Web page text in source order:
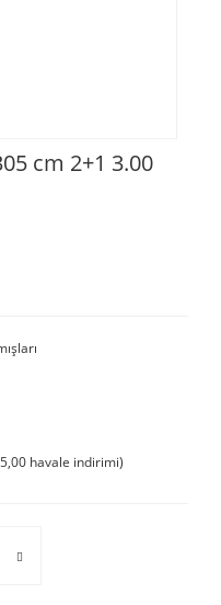
cm 2+1 3.00
havale indirimi)